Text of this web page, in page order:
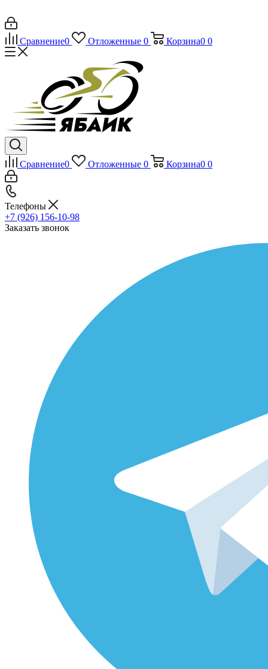
Сравнение0 Отложенные 0 Корзина0 0
Сравнение0 Отложенные 0 Корзина0 0
Телефоны
+7 (926) 156-10-98
Заказать звонок